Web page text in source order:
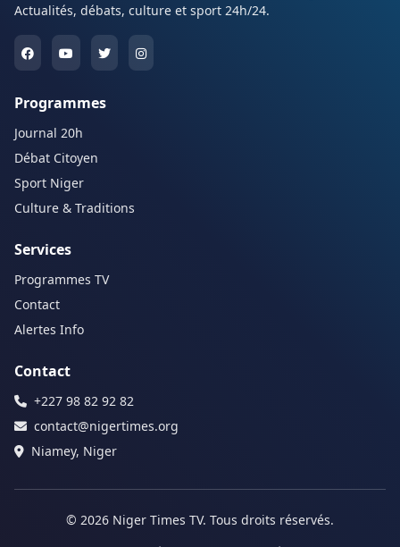
Actualités, débats, culture et sport 24h/24.
Programmes
Journal 20h
Débat Citoyen
Sport Niger
Culture & Traditions
Services
Programmes TV
Contact
Alertes Info
Contact
+227 98 82 92 82
contact@nigertimes.org
Niamey, Niger
© 2026 Niger Times TV. Tous droits réservés.